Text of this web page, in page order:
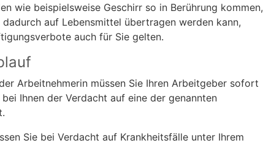
wie beispielsweise Geschirr so in Berührung kommen,
dadurch auf Lebensmittel übertragen werden kann,
auch für Sie gelten.
Arbeitnehmerin müssen Sie Ihren Arbeitgeber sofort
Ihnen der Verdacht auf eine der genannten
Sie bei Verdacht auf Krankheitsfälle unter Ihrem